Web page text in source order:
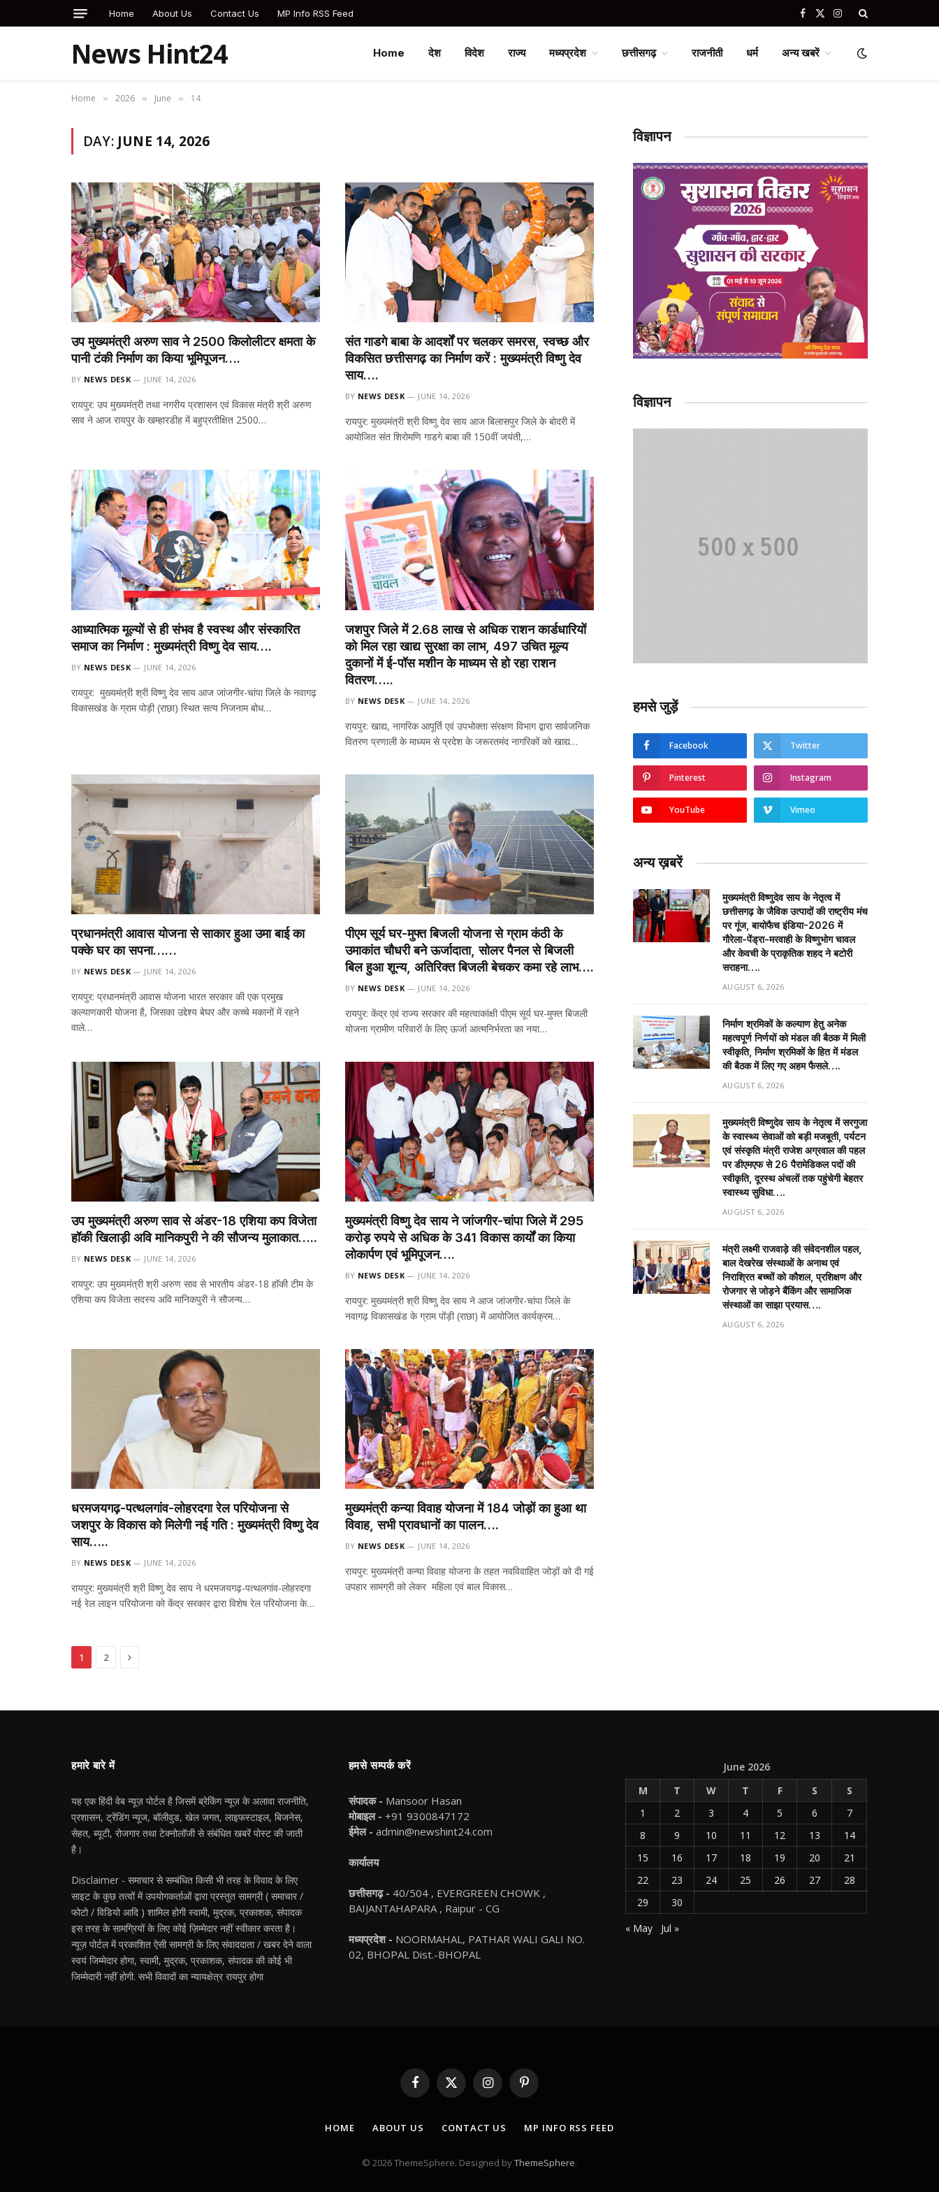
Home About Us Contact Us MP Info RSS Feed Facebook
X
Instagram
News Hint24 Home देश विदेश राज्य मध्यप्रदेश छत्तीसगढ़ राजनीती धर्म अन्य खबरें
Home » 2026 » June » 14
DAY: JUNE 14, 2026
उप मुख्यमंत्री अरुण साव ने 2500 किलोलीटर क्षमता के
पानी टंकी निर्माण का किया भूमिपूजन….
BY NEWS DESK JUNE 14, 2026
रायपुर: उप मुख्यमंत्री तथा नगरीय प्रशासन एवं विकास मंत्री श्री अरुण
साव ने आज रायपुर के खम्हारडीह में बहुप्रतीक्षित 2500…
संत गाडगे बाबा के आदर्शों पर चलकर समरस, स्वच्छ और
विकसित छत्तीसगढ़ का निर्माण करें : मुख्यमंत्री विष्णु देव
साय….
BY NEWS DESK JUNE 14, 2026
रायपुर: मुख्यमंत्री श्री विष्णु देव साय आज बिलासपुर जिले के बोदरी में
आयोजित संत शिरोमणि गाडगे बाबा की 150वीं जयंती,…
आध्यात्मिक मूल्यों से ही संभव है स्वस्थ और संस्कारित
समाज का निर्माण : मुख्यमंत्री विष्णु देव साय….
BY NEWS DESK JUNE 14, 2026
रायपुर: मुख्यमंत्री श्री विष्णु देव साय आज जांजगीर-चांपा जिले के नवागढ़
विकासखंड के ग्राम पोड़ी (राछा) स्थित सत्य निजनाम बोध…
जशपुर जिले में 2.68 लाख से अधिक राशन कार्डधारियों
को मिल रहा खाद्य सुरक्षा का लाभ, 497 उचित मूल्य
दुकानों में ई-पॉस मशीन के माध्यम से हो रहा राशन
वितरण…..
BY NEWS DESK JUNE 14, 2026
रायपुर: खाद्य, नागरिक आपूर्ति एवं उपभोक्ता संरक्षण विभाग द्वारा सार्वजनिक
वितरण प्रणाली के माध्यम से प्रदेश के जरूरतमंद नागरिकों को खाद्य…
प्रधानमंत्री आवास योजना से साकार हुआ उमा बाई का
पक्के घर का सपना……
BY NEWS DESK JUNE 14, 2026
रायपुर: प्रधानमंत्री आवास योजना भारत सरकार की एक प्रमुख
कल्याणकारी योजना है, जिसका उद्देश्य बेघर और कच्चे मकानों में रहने
वाले…
पीएम सूर्य घर-मुफ्त बिजली योजना से ग्राम कंठी के
उमाकांत चौधरी बने ऊर्जादाता, सोलर पैनल से बिजली
बिल हुआ शून्य, अतिरिक्त बिजली बेचकर कमा रहे लाभ….
BY NEWS DESK JUNE 14, 2026
रायपुर: केंद्र एवं राज्य सरकार की महत्वाकांक्षी पीएम सूर्य घर-मुफ्त बिजली
योजना ग्रामीण परिवारों के लिए ऊर्जा आत्मनिर्भरता का नया…
उप मुख्यमंत्री अरुण साव से अंडर-18 एशिया कप विजेता
हॉकी खिलाड़ी अवि मानिकपुरी ने की सौजन्य मुलाकात…..
BY NEWS DESK JUNE 14, 2026
रायपुर: उप मुख्यमंत्री श्री अरुण साव से भारतीय अंडर-18 हॉकी टीम के
एशिया कप विजेता सदस्य अवि मानिकपुरी ने सौजन्य…
मुख्यमंत्री विष्णु देव साय ने जांजगीर-चांपा जिले में 295
करोड़ रुपये से अधिक के 341 विकास कार्यों का किया
लोकार्पण एवं भूमिपूजन….
BY NEWS DESK JUNE 14, 2026
रायपुर: मुख्यमंत्री श्री विष्णु देव साय ने आज जांजगीर-चांपा जिले के
नवागढ़ विकासखंड के ग्राम पोंड़ी (राछा) में आयोजित कार्यक्रम…
धरमजयगढ़-पत्थलगांव-लोहरदगा रेल परियोजना से
जशपुर के विकास को मिलेगी नई गति : मुख्यमंत्री विष्णु देव
साय…..
BY NEWS DESK JUNE 14, 2026
रायपुर: मुख्यमंत्री श्री विष्णु देव साय ने धरमजयगढ़-पत्थलगांव-लोहरदगा
नई रेल लाइन परियोजना को केंद्र सरकार द्वारा विशेष रेल परियोजना के…
मुख्यमंत्री कन्या विवाह योजना में 184 जोड़ों का हुआ था
विवाह, सभी प्रावधानों का पालन….
BY NEWS DESK JUNE 14, 2026
रायपुर: मुख्यमंत्री कन्या विवाह योजना के तहत नवविवाहित जोड़ों को दी गई
उपहार सामग्री को लेकर महिला एवं बाल विकास…
1 2 Next
विज्ञापन
विज्ञापन
हमसे जुड़ें
Facebook Twitter
Pinterest Instagram
YouTube Vimeo
अन्य ख़बरें
मुख्यमंत्री विष्णुदेव साय के नेतृत्व में
छत्तीसगढ़ के जैविक उत्पादों की राष्ट्रीय मंच
पर गूंज, बायोफैच इंडिया-2026 में
गौरेला-पेंड्रा-मरवाही के विष्णुभोग चावल
और केवची के प्राकृतिक शहद ने बटोरी
सराहना….
AUGUST 6, 2026
निर्माण श्रमिकों के कल्याण हेतु अनेक
महत्वपूर्ण निर्णयों को मंडल की बैठक में मिली
स्वीकृति, निर्माण श्रमिकों के हित में मंडल
की बैठक में लिए गए अहम फैसले….
AUGUST 6, 2026
मुख्यमंत्री विष्णुदेव साय के नेतृत्व में सरगुजा
के स्वास्थ्य सेवाओं को बड़ी मजबूती, पर्यटन
एवं संस्कृति मंत्री राजेश अग्रवाल की पहल
पर डीएमएफ से 26 पैरामेडिकल पदों की
स्वीकृति, दूरस्थ अंचलों तक पहुंचेगी बेहतर
स्वास्थ्य सुविधा….
AUGUST 6, 2026
मंत्री लक्ष्मी राजवाड़े की संवेदनशील पहल,
बाल देखरेख संस्थाओं के अनाथ एवं
निराश्रित बच्चों को कौशल, प्रशिक्षण और
रोजगार से जोड़ने बैंकिंग और सामाजिक
संस्थाओं का साझा प्रयास….
AUGUST 6, 2026
हमारे बारे में
यह एक हिंदी वेब न्यूज़ पोर्टल है जिसमें ब्रेकिंग न्यूज़ के अलावा राजनीति,
प्रशासन, ट्रेंडिंग न्यूज, बॉलीवुड, खेल जगत, लाइफस्टाइल, बिजनेस,
सेहत, ब्यूटी, रोजगार तथा टेक्नोलॉजी से संबंधित खबरें पोस्ट की जाती
है।
Disclaimer - समाचार से सम्बंधित किसी भी तरह के विवाद के लिए
साइट के कुछ तत्वों में उपयोगकर्ताओं द्वारा प्रस्तुत सामग्री ( समाचार /
फोटो / विडियो आदि ) शामिल होगी स्वामी, मुद्रक, प्रकाशक, संपादक
इस तरह के सामग्रियों के लिए कोई ज़िम्मेदार नहीं स्वीकार करता है।
न्यूज़ पोर्टल में प्रकाशित ऐसी सामग्री के लिए संवाददाता / खबर देने वाला
स्वयं जिम्मेदार होगा, स्वामी, मुद्रक, प्रकाशक, संपादक की कोई भी
जिम्मेदारी नहीं होगी. सभी विवादों का न्यायक्षेत्र रायपुर होगा
हमसे सम्पर्क करें
संपादक - Mansoor Hasan
मोबाइल - +91 9300847172
ईमेल - admin@newshint24.com
कार्यालय
छत्तीसगढ़ - 40/504 , EVERGREEN CHOWK ,
BAIJANTAHAPARA , Raipur - CG
मध्यप्रदेश - NOORMAHAL, PATHAR WALI GALI NO.
02, BHOPAL Dist.-BHOPAL
June 2026
M
T W T F S
S
1
2 3 4 5 6
7
8
9 10 11 12 13
14
15
16 17 18 19 20
21
22
23 24 25 26 27
28
29
30
« May
Jul »
Facebook
X
(Twitter)
InstagramPinterest
HOME ABOUT US CONTACT US MP INFO RSS FEED
© 2026 ThemeSphere. Designed byThemeSphere.